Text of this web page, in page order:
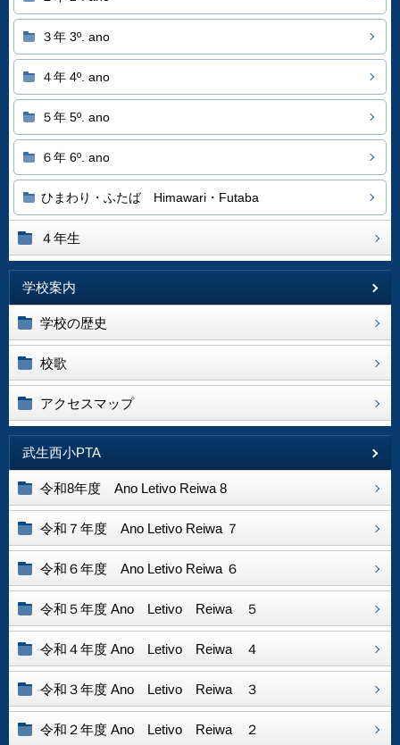
３年 3º. ano
４年 4º. ano
５年 5º. ano
６年 6º. ano
ひまわり・ふたば Himawari・Futaba
４年生
学校案内
学校の歴史
校歌
アクセスマップ
武生西小PTA
令和8年度 Ano Letivo Reiwa 8
令和７年度 Ano Letivo Reiwa ７
令和６年度 Ano Letivo Reiwa ６
令和５年度 Ano Letivo Reiwa ５
令和４年度 Ano Letivo Reiwa ４
令和３年度 Ano Letivo Reiwa ３
令和２年度 Ano Letivo Reiwa ２